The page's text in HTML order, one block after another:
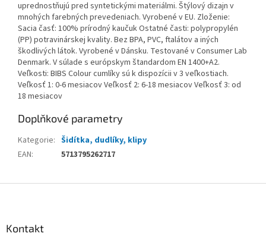
uprednostňujú pred syntetickými materiálmi. Štýlový dizajn v
mnohých farebných prevedeniach. Vyrobené v EU. Zloženie:
Sacia časť: 100% prírodný kaučuk Ostatné časti: polypropylén
(PP) potravinárskej kvality. Bez BPA, PVC, ftalátov a iných
škodlivých látok. Vyrobené v Dánsku. Testované v Consumer Lab
Denmark. V súlade s európskym štandardom EN 1400+A2.
Veľkosti: BIBS Colour cumlíky sú k dispozícii v 3 veľkostiach.
Veľkosť 1: 0-6 mesiacov Veľkosť 2: 6-18 mesiacov Veľkosť 3: od
18 mesiacov
Doplňkové parametry
Kategorie: Šidítka, dudlíky, klipy
EAN: 5713795262717
Kontakt